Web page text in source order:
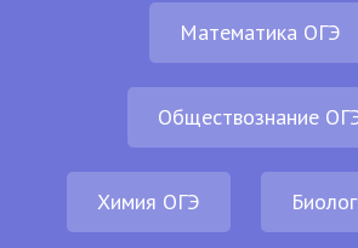
Математика ОГЭ
Обществознание
Химия ОГЭ